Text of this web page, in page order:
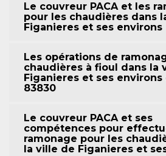
Le couvreur PACA et les
pour les chaudières dans
Figanieres et ses environs
Les opérations de
chaudières à fioul dans la
Figanieres et ses environs
83830
Le couvreur PACA et ses
compétences pour
ramonage pour les
la ville de Figanieres et